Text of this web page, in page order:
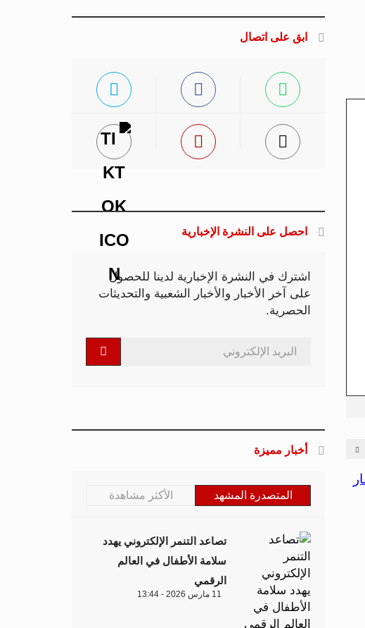
ابق على اتصال
احصل على النشرة الإخبارية
اشترك في النشرة الإخبارية لدينا للحصول
على آخر الأخبار والأخبار الشعبية والتحديثات
الحصرية.
أخبار مميزة
المتصدرة المشهد الأكثر مشاهدة
تصاعد التنمر الإلكتروني يهدد
سلامة الأطفال في العالم
الرقمي
11 مارس 2026 - 13:44